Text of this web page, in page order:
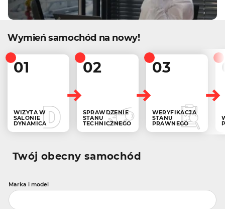
Wymień samochód na nowy!
01
WIZYTA W
SALONIE
DYNAMICA
02
SPRAWDZENIE
STANU
TECHNICZNEGO
03
WERYFIKACJA
STANU
PRAWNEGO
Twój obecny samochód
Marka i model